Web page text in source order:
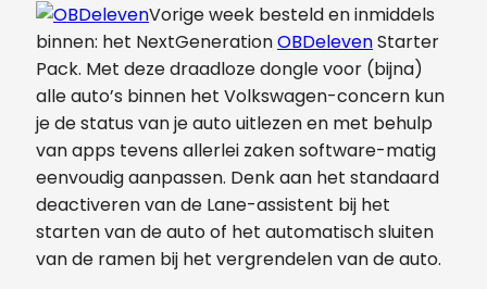
Vorige week besteld en inmiddels
binnen: het NextGenerationOBDelevenStarter
Pack. Met deze draadloze dongle voor (bijna)
alle auto’s binnen het Volkswagen-concern kun
je de status van je auto uitlezen en met behulp
van apps tevens allerlei zaken software-matig
eenvoudig aanpassen. Denk aan het standaard
deactiveren van de Lane-assistent bij het
starten van de auto of het automatisch sluiten
van de ramen bij het vergrendelen van de auto.